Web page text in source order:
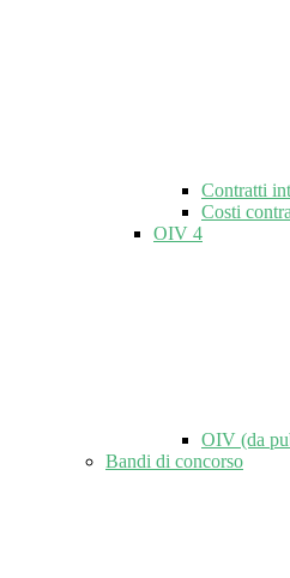
Contratti
Costi
OIV 4
OIV (da
Bandi di concorso